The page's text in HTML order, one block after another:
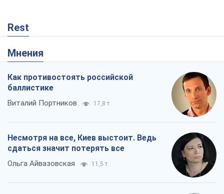
Rest
Мнения
Как противостоять российской
баллистике
Виталий Портников 17,8 т.
Несмотря на все, Киев выстоит. Ведь
сдаться значит потерять все
Ольга Айвазовская 11,5 т.